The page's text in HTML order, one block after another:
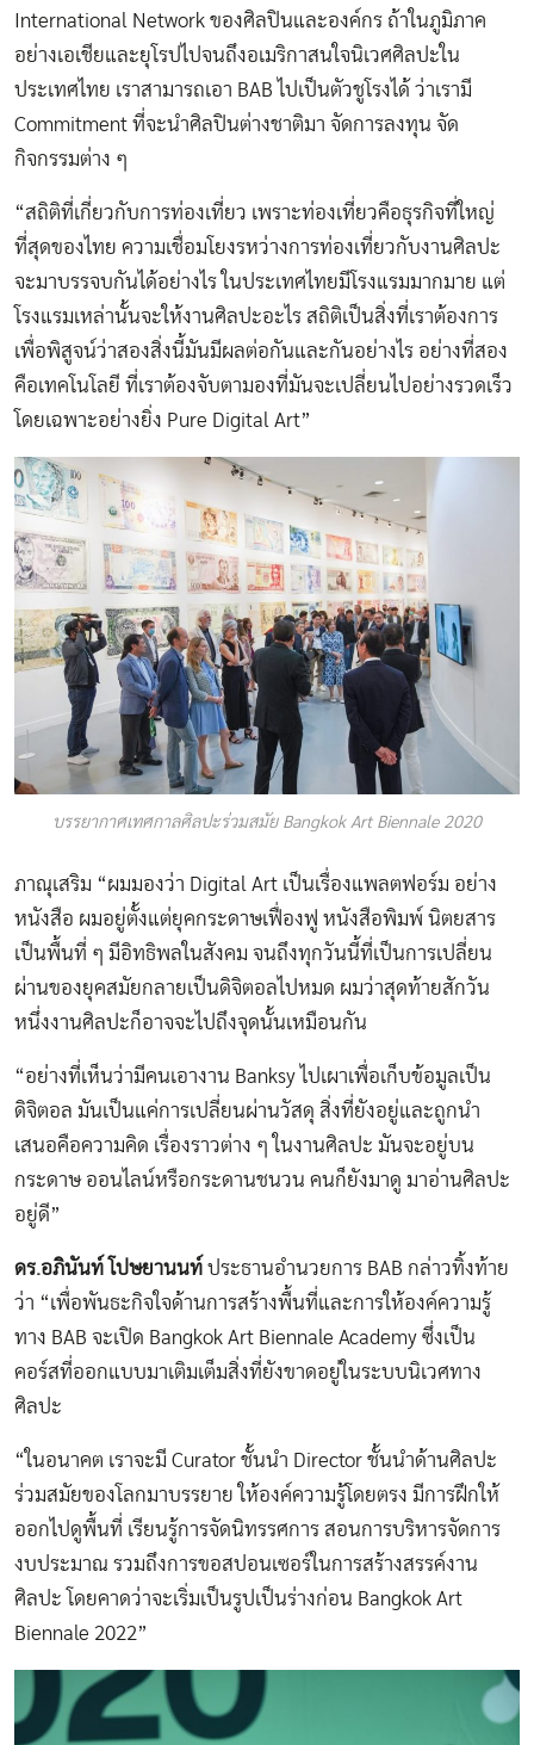
International Network ของศิลปินและองค์กร ถ้าในภูมิภาค
อย่างเอเชียและยุโรปไปจนถึงอเมริกาสนใจนิเวศศิลปะใน
ประเทศไทย เราสามารถเอา BAB ไปเป็นตัวชูโรงได้ ว่าเรามี
Commitment ที่จะนำศิลปินต่างชาติมา จัดการลงทุน จัด
กิจกรรมต่าง ๆ
“สถิติที่เกี่ยวกับการท่องเที่ยว เพราะท่องเที่ยวคือธุรกิจที่ใหญ่
ที่สุดของไทย ความเชื่อมโยงรหว่างการท่องเที่ยวกับงานศิลปะ
จะมาบรรจบกันได้อย่างไร ในประเทศไทยมีโรงแรมมากมาย แต่
โรงแรมเหล่านั้นจะให้งานศิลปะอะไร สถิติเป็นสิ่งที่เราต้องการ
เพื่อพิสูจน์ว่าสองสิ่งนี้มันมีผลต่อกันและกันอย่างไร อย่างที่สอง
คือเทคโนโลยี ที่เราต้องจับตามองที่มันจะเปลี่ยนไปอย่างรวดเร็ว
โดยเฉพาะอย่างยิ่ง Pure Digital Art”
บรรยากาศเทศกาลศิลปะร่วมสมัย Bangkok Art Biennale 2020
ภาณุเสริม “ผมมองว่า Digital Art เป็นเรื่องแพลตฟอร์ม อย่าง
หนังสือ ผมอยู่ตั้งแต่ยุคกระดาษเฟื่องฟู หนังสือพิมพ์ นิตยสาร
เป็นพื้นที่ ๆ มีอิทธิพลในสังคม จนถึงทุกวันนี้ที่เป็นการเปลี่ยน
ผ่านของยุคสมัยกลายเป็นดิจิตอลไปหมด ผมว่าสุดท้ายสักวัน
หนึ่งงานศิลปะก็อาจจะไปถึงจุดนั้นเหมือนกัน
“อย่างที่เห็นว่ามีคนเอางาน Banksy ไปเผาเพื่อเก็บข้อมูลเป็น
ดิจิตอล มันเป็นแค่การเปลี่ยนผ่านวัสดุ สิ่งที่ยังอยู่และถูกนำ
เสนอคือความคิด เรื่องราวต่าง ๆ ในงานศิลปะ มันจะอยู่บน
กระดาษ ออนไลน์หรือกระดานชนวน คนก็ยังมาดู มาอ่านศิลปะ
อยู่ดี”
ดร.อภินันท์ โปษยานนท์ ประธานอำนวยการ BAB กล่าวทิ้งท้าย
ว่า “เพื่อพันธะกิจใจด้านการสร้างพื้นที่และการให้องค์ความรู้
ทาง BAB จะเปิด Bangkok Art Biennale Academy ซึ่งเป็น
คอร์สที่ออกแบบมาเติมเต็มสิ่งที่ยังขาดอยู่ในระบบนิเวศทาง
ศิลปะ
“ในอนาคต เราจะมี Curator ชั้นนำ Director ชั้นนำด้านศิลปะ
ร่วมสมัยของโลกมาบรรยาย ให้องค์ความรู้โดยตรง มีการฝึกให้
ออกไปดูพื้นที่ เรียนรู้การจัดนิทรรศการ สอนการบริหารจัดการ
งบประมาณ รวมถึงการขอสปอนเซอร์ในการสร้างสรรค์งาน
ศิลปะ โดยคาดว่าจะเริ่มเป็นรูปเป็นร่างก่อน Bangkok Art
Biennale 2022”